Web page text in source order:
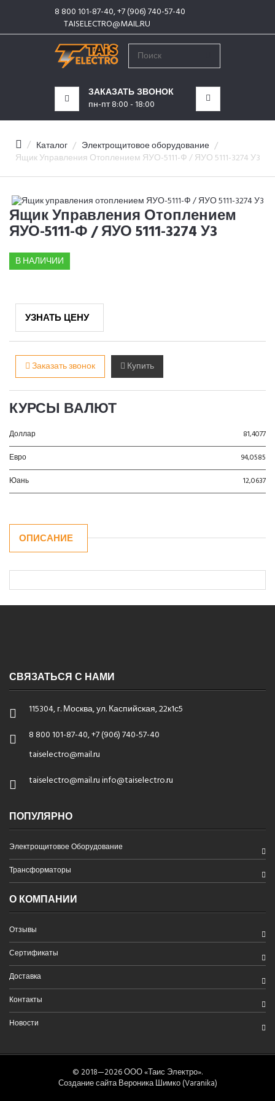
8 800 101-87-40, +7 (906) 740-57-40
TAISELECTRO@MAIL.RU
ЗАКАЗАТЬ ЗВОНОК
пн-пт 8:00 - 18:00
КАТЕГОРИИ
Каталог
Электрощитовое оборудование
Ящик Управления Отоплением ЯУО-5111-Ф / ЯУО 5111-3274 У3
Ящик Управления Отоплением
ЯУО-5111-Ф / ЯУО 5111-3274 У3
В НАЛИЧИИ
УЗНАТЬ ЦЕНУ
Заказать звонок Купить
КУРСЫ ВАЛЮТ
Доллар
81,4077
Евро
94,0585
Юань
12,0637
ОПИСАНИЕ
СВЯЗАТЬСЯ С НАМИ
115304, г. Москва, ул. Каспийская, 22к1с5
8 800 101-87-40, +7 (906) 740-57-40
taiselectro@mail.ru
taiselectro@mail.ru info@taiselectro.ru
ПОПУЛЯРНО
Электрощитовое Оборудование
Трансформаторы
О КОМПАНИИ
Отзывы
Сертификаты
Доставка
Контакты
Новости
© 2018—2026 ООО «Таис Электро».
Создание сайта Вероника Шимко (Varanika)